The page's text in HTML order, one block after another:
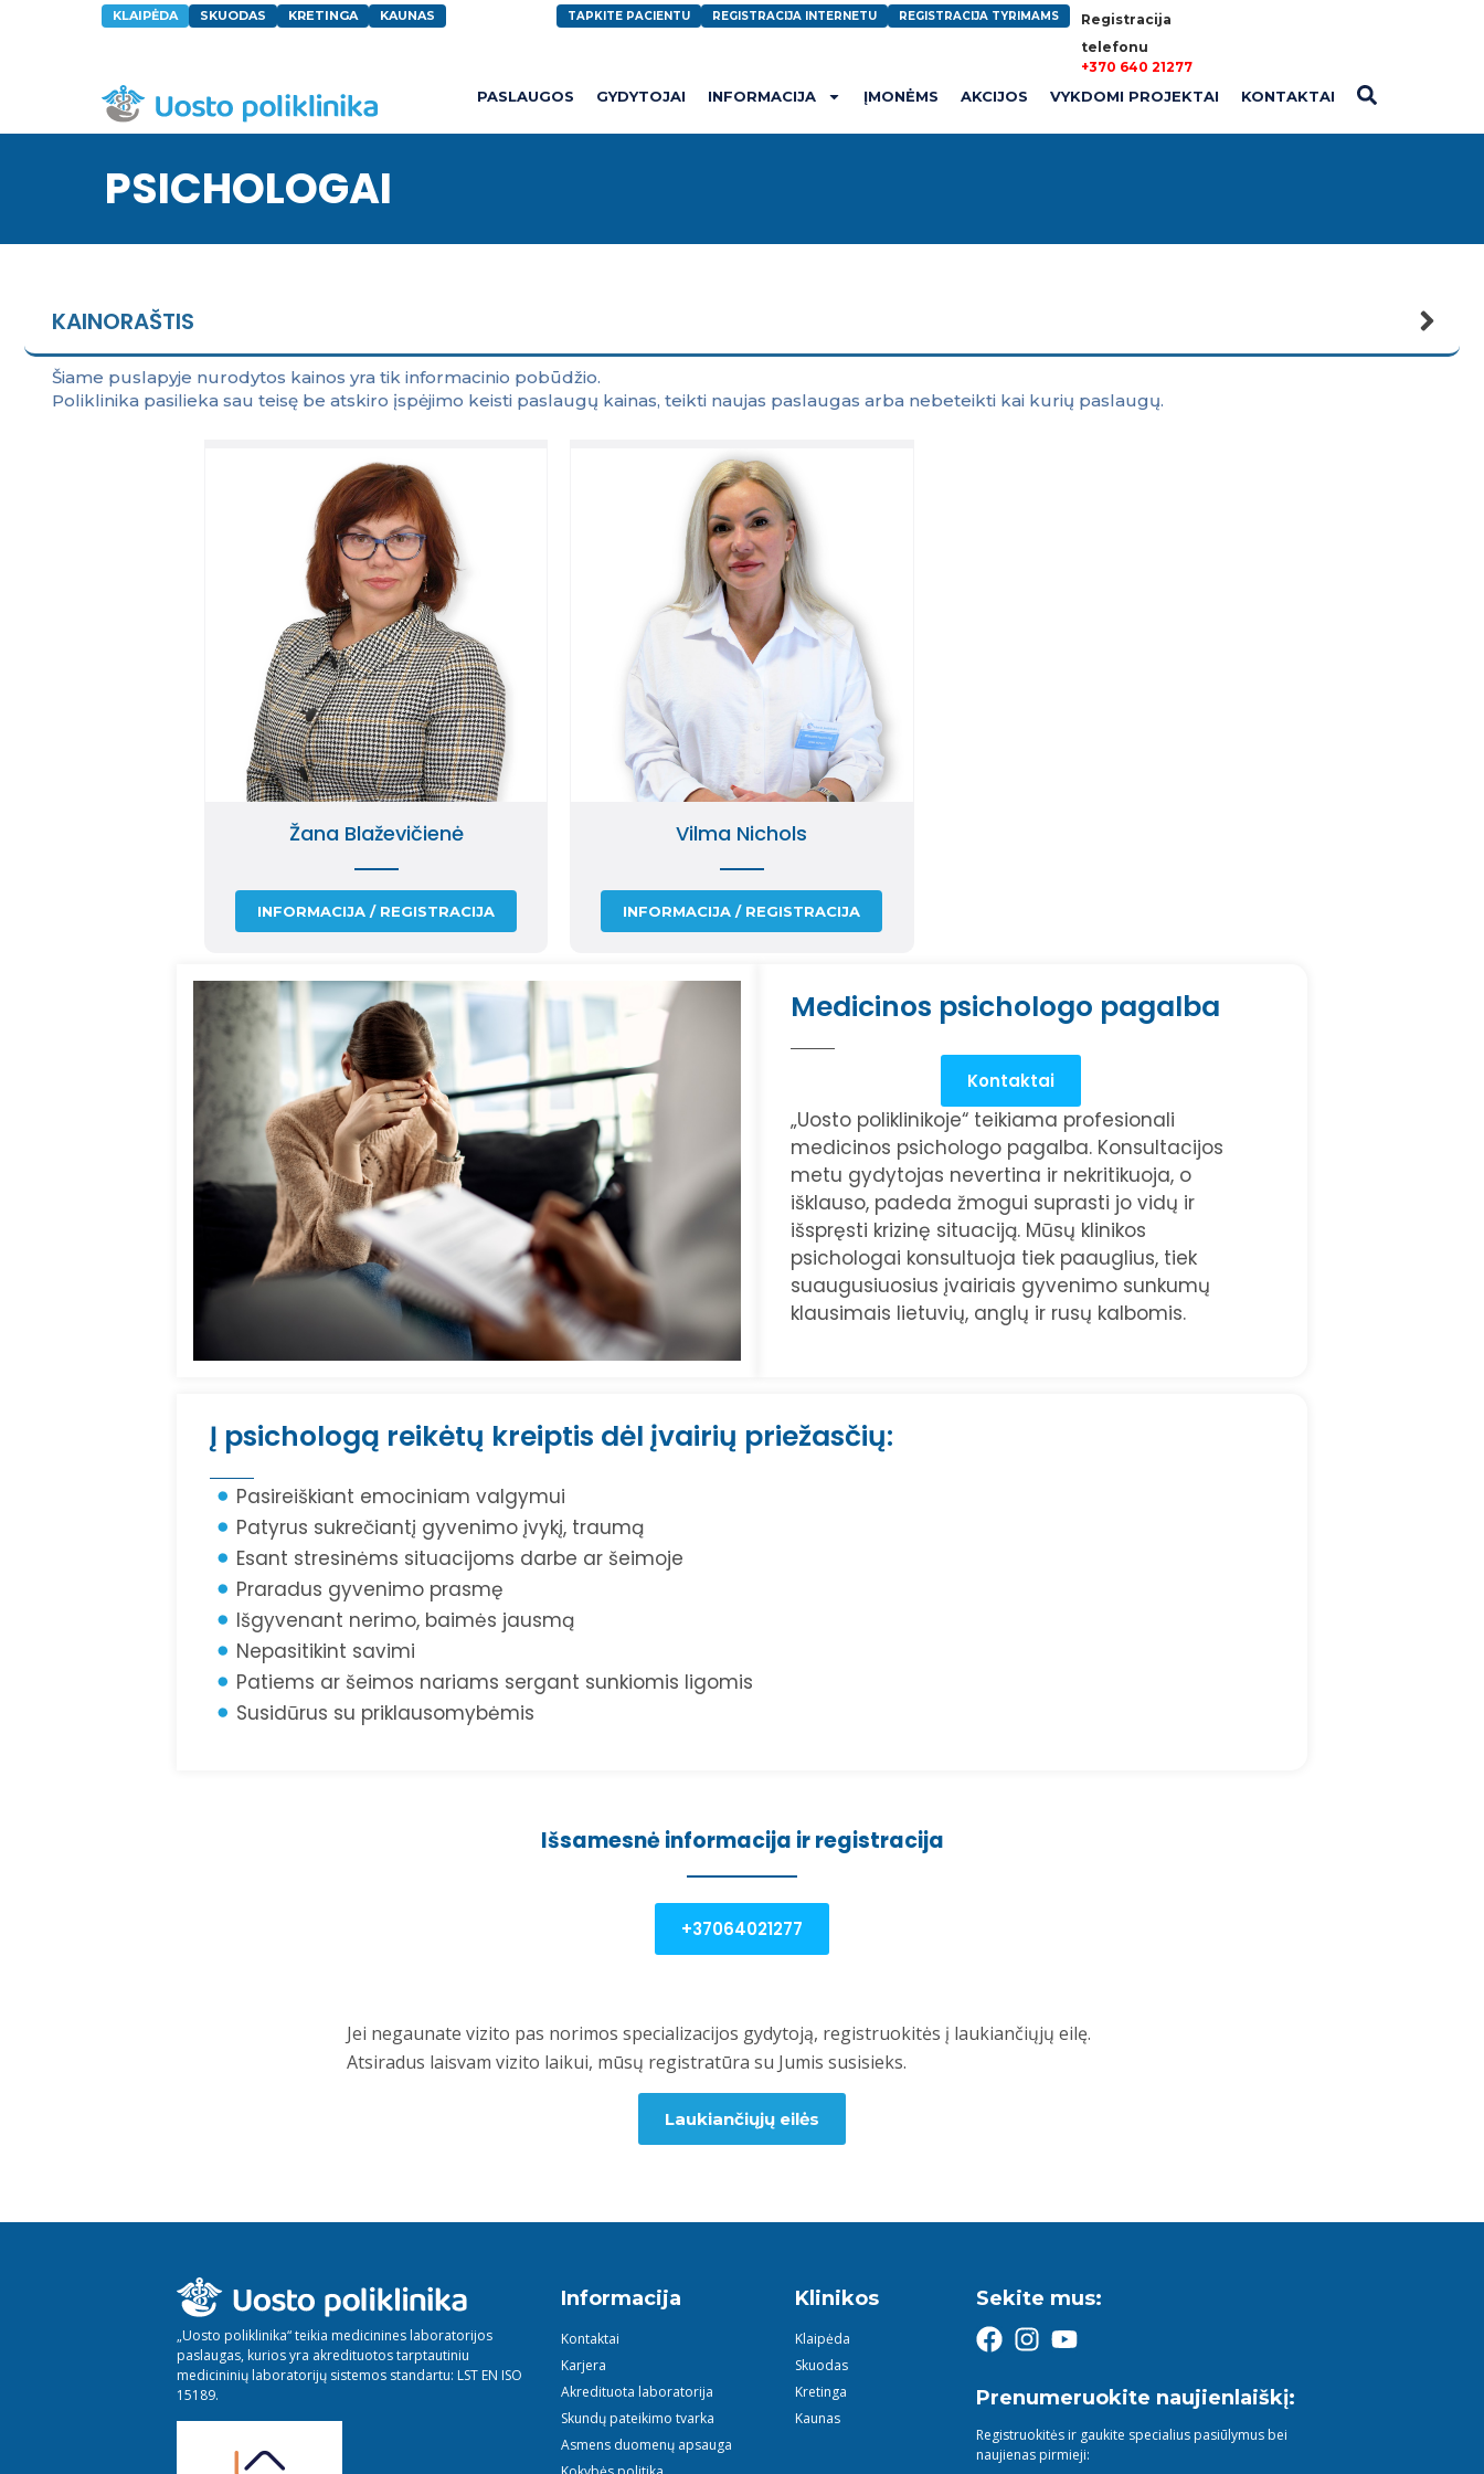
KLAIPĖDA SKUODAS KRETINGA KAUNAS TAPKITE PACIENTU REGISTRACIJA INTERNETU REGISTRACIJA TYRIMAMS
Registracija
telefonu
+370 640 21277
PASLAUGOS GYDYTOJAI INFORMACIJA ĮMONĖMS AKCIJOS VYKDOMI PROJEKTAI KONTAKTAI
PSICHOLOGAI
KAINORAŠTIS
Šiame puslapyje nurodytos kainos yra tik informacinio pobūdžio.
Poliklinika pasilieka sau teisę be atskiro įspėjimo keisti paslaugų kainas, teikti naujas paslaugas arba nebeteikti kai kurių paslaugų.
Žana Blaževičienė
INFORMACIJA / REGISTRACIJA
Vilma Nichols
INFORMACIJA / REGISTRACIJA
Medicinos psichologo pagalba
Kontaktai
„Uosto poliklinikoje“ teikiama profesionali
medicinos psichologo pagalba. Konsultacijos
metu gydytojas nevertina ir nekritikuoja, o
išklauso, padeda žmogui suprasti jo vidų ir
išspręsti krizinę situaciją. Mūsų klinikos
psichologai konsultuoja tiek paauglius, tiek
suaugusiuosius įvairiais gyvenimo sunkumų
klausimais lietuvių, anglų ir rusų kalbomis.
Į psichologą reikėtų kreiptis dėl įvairių priežasčių:
Pasireiškiant emociniam valgymui
Patyrus sukrečiantį gyvenimo įvykį, traumą
Esant stresinėms situacijoms darbe ar šeimoje
Praradus gyvenimo prasmę
Išgyvenant nerimo, baimės jausmą
Nepasitikint savimi
Patiems ar šeimos nariams sergant sunkiomis ligomis
Susidūrus su priklausomybėmis
Išsamesnė informacija ir registracija
+37064021277
Jei negaunate vizito pas norimos specializacijos gydytoją, registruokitės į laukiančiųjų eilę.
Atsiradus laisvam vizito laikui, mūsų registratūra su Jumis susisieks.
Laukiančiųjų eilės
„Uosto poliklinika“ teikia medicinines laboratorijos
paslaugas, kurios yra akredituotos tarptautiniu
medicininių laboratorijų sistemos standartu: LST EN ISO
15189.
Informacija
Kontaktai
Karjera
Akredituota laboratorija
Skundų pateikimo tvarka
Asmens duomenų apsauga
Klinikos
Klaipėda
Skuodas
Kretinga
Kaunas
Sekite mus:
Prenumeruokite naujienlaiškį:
Registruokitės ir gaukite specialius pasiūlymus bei
naujienas pirmieji: